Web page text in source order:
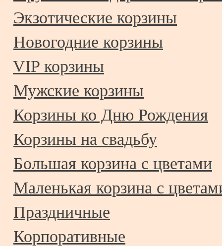
Экзотические корзины
Новогодние корзины
VIP корзины
Мужские корзины
Корзины ко Дню Рождения
Корзины на свадьбу
Большая корзина с цветами
Маленькая корзина с
Праздничные
Корпоративные